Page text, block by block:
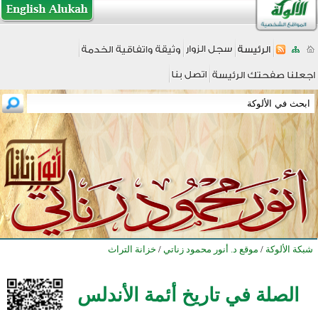
شبكة الألوكة / موقع د. أنور محمود زناتي / خزانة التراث
الصلة في تاريخ أئمة الأندلس